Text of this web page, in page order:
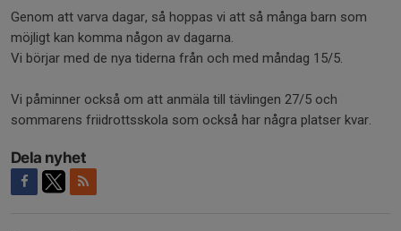
Genom att varva dagar, så hoppas vi att så många barn som
möjligt kan komma någon av dagarna.
Vi börjar med de nya tiderna från och med måndag 15/5.
Vi påminner också om att anmäla till tävlingen 27/5 och
sommarens friidrottsskola som också har några platser kvar.
Dela nyhet